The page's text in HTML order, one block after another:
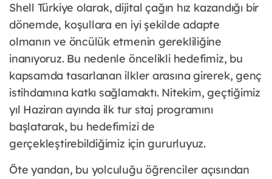
Shell Türkiye olarak, dijital çağın hız kazandığı bir
dönemde, koşullara en iyi şekilde adapte
olmanın ve öncülük etmenin gerekliliğine
inanıyoruz. Bu nedenle öncelikli hedefimiz, bu
kapsamda tasarlanan ilkler arasına girerek, genç
istihdamına katkı sağlamaktı. Nitekim, geçtiğimiz
yıl Haziran ayında ilk tur staj programını
başlatarak, bu hedefimizi de
gerçekleştirebildiğimiz için gururluyuz.
Öte yandan, bu yolculuğu öğrenciler açısından